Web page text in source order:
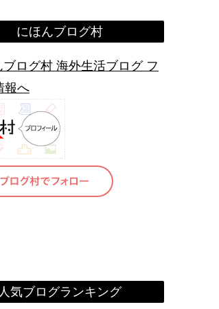
にほんブログ村
人気ブログランキング